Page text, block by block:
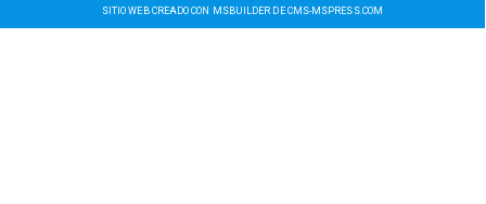
SITIO WEB CREADO CON MSBUILDER DE CMS-MSPRESS.COM